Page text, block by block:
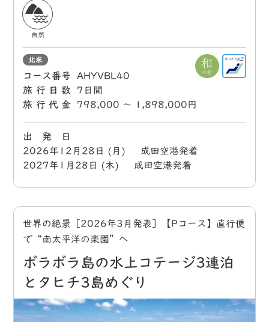
自然
北米
コース番号
AHYVBL40
旅行日数
7日間
旅行代金
798,000 〜 1,898,000円
出 発 日
2026年12月28日 (月) 成田空港発着
2027年1月28日 (木) 成田空港発着
世界の絶景［2026年3月発表］【Pコース】直行便
で“南太平洋の楽園”へ
ボラボラ島の水上コテージ3連泊
とタヒチ3島めぐり